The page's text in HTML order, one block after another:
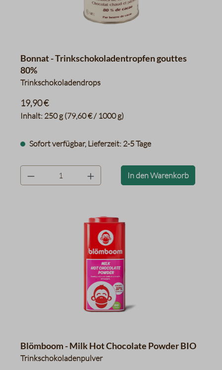
Bonnat - Trinkschokoladentropfen gouttes
80%
Trinkschokoladendrops
Inhalt: 250 g(79,60 € / 1000 g)
19,90 €
Sofort verfügbar, Lieferzeit: 2-5 Tage
product.quantityLabel In den Warenkorb
Blömboom - Milk Hot Chocolate Powder BIO
Trinkschokoladenpulver